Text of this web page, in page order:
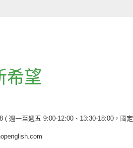
希望
( 週一至週五 9:00-12:00、13:30-18:00，國定